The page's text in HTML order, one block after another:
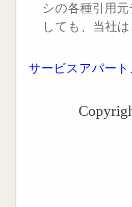
シの各種引用
しても、当社
サービスアパート